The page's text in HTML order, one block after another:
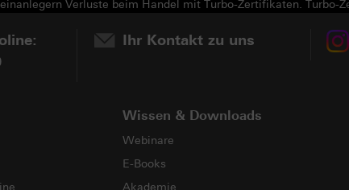
Verluste beim Handel mit Turbo-Zertifikaten.
Ihr Kontakt zu uns
Wissen & Downloads
Webinare
E-Books
Akademie